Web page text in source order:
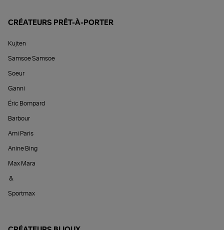
CRÉATEURS PRÊT-À-PORTER
Kujten
Samsoe Samsoe
Soeur
Ganni
Éric Bompard
Barbour
Ami Paris
Anine Bing
Max Mara
&
Sportmax